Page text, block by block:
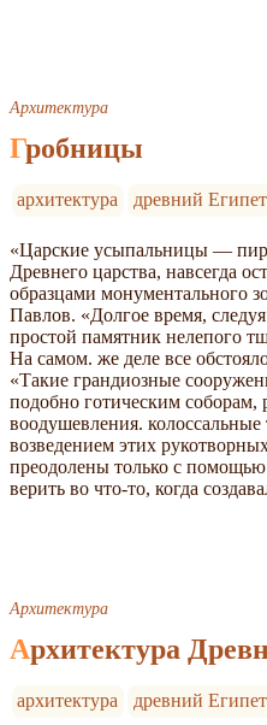
Архитектура
Гробницы
архитектура древний Египет
«Царские усыпальницы —
Древнего царства, навсегда
образцами монументального
Павлов. «Долгое время,
простой памятник нелепого
На самом. же деле все
«Такие грандиозные
подобно готическим соборам,
воодушевления. колоссальные
возведением этих
преодолены только с
верить во что-то, когда
Архитектура
Архитектура
архитектура древний Египет